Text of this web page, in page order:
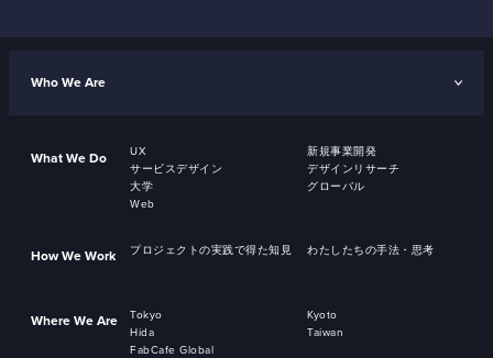
Who We Are
What We Do UX
新規事業開発
サービスデザイン
デザインリサーチ
大学
グローバル
Web
How We Work プロジェクトの実践で得た知見 わたしたちの手法・思考
Where We Are Tokyo
Kyoto
Hida
Taiwan
FabCafe Global